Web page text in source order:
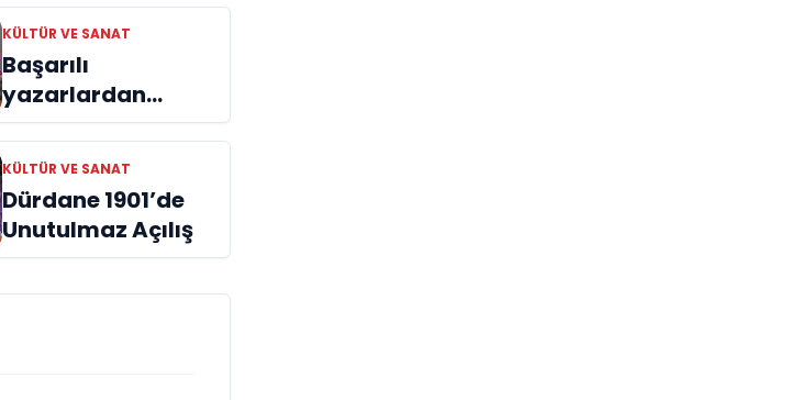
KÜLTÜR VE SANAT
Başarılı
yazarlardan
Azime Savaş’tan
başucu kitabı
“Emanet”
raflardaki yerini
aldı
KÜLTÜR VE SANAT
Dürdane 1901’de
Unutulmaz Açılış